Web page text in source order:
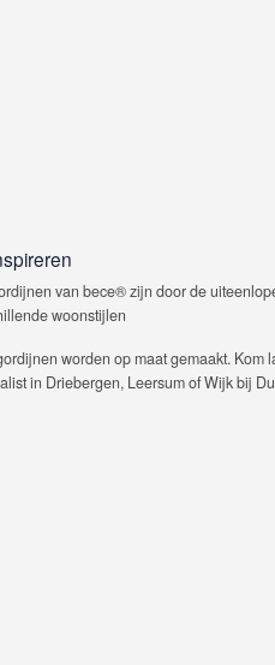
van bece® zijn door de
woonstijlen
worden op maat gemaakt. Kom
in Driebergen, Leersum of Wijk bij